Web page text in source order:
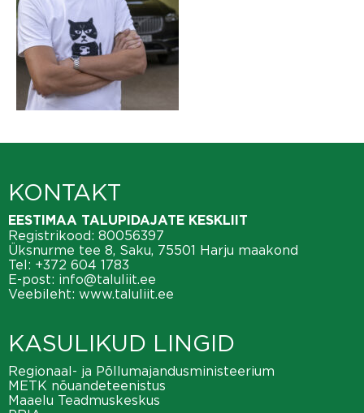
KONTAKT
EESTIMAA TALUPIDAJATE KESKLIIT
Registrikood: 80056397
Üksnurme tee 8, Saku, 75501 Harju maakond
Tel: +372 604 1783
E-post: info@taluliit.ee
Veebileht: www.taluliit.ee
KASULIKUD LINGID
Regionaal- ja Põllumajandusministeerium
METK nõuandeteenistus
Maaelu Teadmuskeskus